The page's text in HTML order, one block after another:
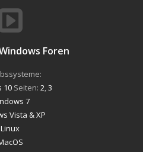
Foren
10Seiten: 2 3
7
Vista & XP
Linux